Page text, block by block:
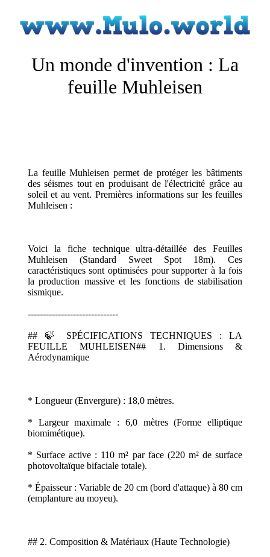
Un monde d'invention : La
feuille Muhleisen
La feuille Muhleisen permet de protéger les bâtiments
des séismes tout en produisant de l'électricité grâce au
soleil et au vent. Premières informations sur les feuilles
Muhleisen :
Voici la fiche technique ultra-détaillée des Feuilles
Muhleisen (Standard Sweet Spot 18m). Ces
caractéristiques sont optimisées pour supporter à la fois
la production massive et les fonctions de stabilisation
sismique.
------------------------------
## 🍃 SPÉCIFICATIONS TECHNIQUES : LA
FEUILLE MUHLEISEN## 1. Dimensions &
Aérodynamique
* Longueur (Envergure) : 18,0 mètres.
* Largeur maximale : 6,0 mètres (Forme elliptique
biomimétique).
* Surface active : 110 m² par face (220 m² de surface
photovoltaïque bifaciale totale).
* Épaisseur : Variable de 20 cm (bord d'attaque) à 80 cm
(emplanture au moyeu).
## 2. Composition & Matériaux (Haute Technologie)